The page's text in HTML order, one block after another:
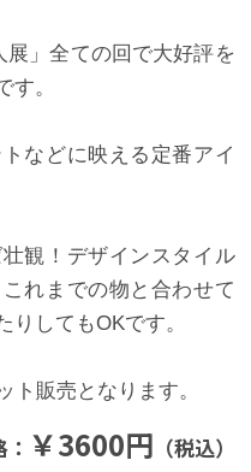
展」全ての回で大好評を
す。
などに映える定番アイ
観！デザインスタイル
れまでの物と合わせて
りしてもOKです。
ト販売となります。
￥3600円 （税込）